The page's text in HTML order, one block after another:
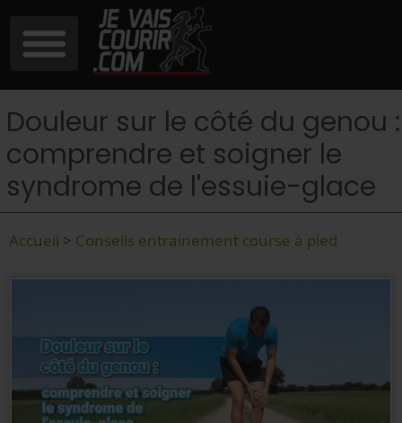
Douleur sur le côté du genou :
comprendre et soigner le
syndrome de l'essuie-glace
Accueil > Conseils entrainement course à pied